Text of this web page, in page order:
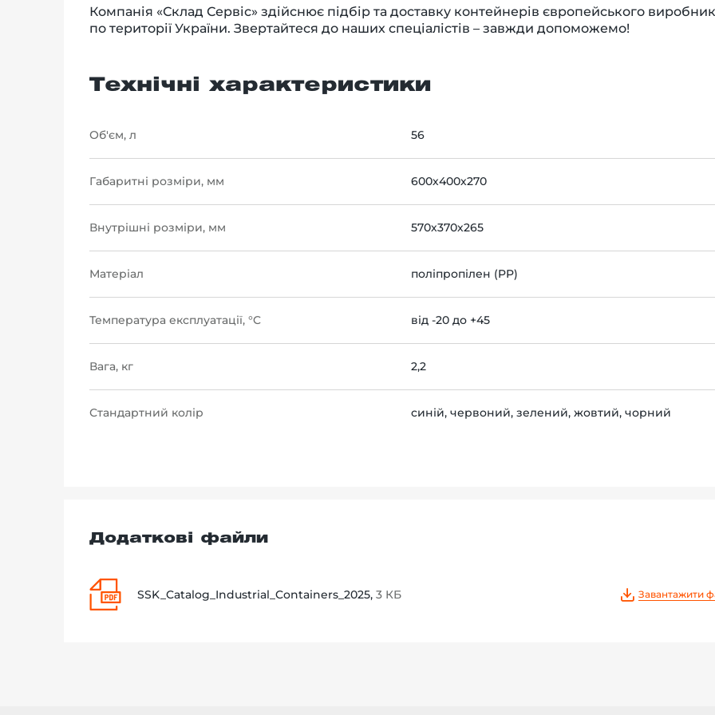
Компанія «Склад Сервіс» здійснює підбір та доставку контейнерів європейського
по території України. Звертайтеся до наших спеціалістів – завжди допоможемо!
Технічні характеристики
Об'єм, л 56
Габаритні розміри, мм 600х400х270
Внутрішні розміри, мм 570х370х265
Матеріал поліпропілен (PP)
Температура експлуатації, °C від -20 до +45
Вага, кг 2,2
Стандартний колір синій, червоний, зелений, жовтий, чорний
Додаткові файли
SSK_Catalog_Industrial_Containers_2025, 3 КБ Завантажити